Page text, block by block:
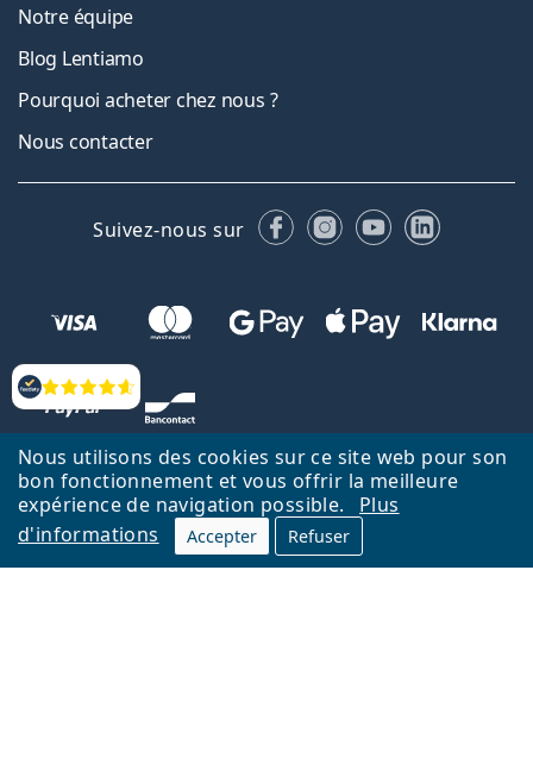
Nous utilisons des cookies sur ce site web pour son
bon fonctionnement et vous offrir la meilleure
expérience de navigation possible.
Plus
d'informations
Accepter Refuser
Évaluation
Notre équipe
Blog Lentiamo
Pourquoi acheter chez nous ?
Nous contacter
Suivez-nous sur FacebookInstagram
YouTubeLinkedIn
Retour à la page d'accueil Haut
Nederlands